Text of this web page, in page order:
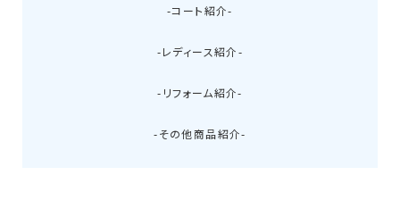
-コート紹介-
-レディース紹介-
-リフォーム紹介-
-その他商品紹介-